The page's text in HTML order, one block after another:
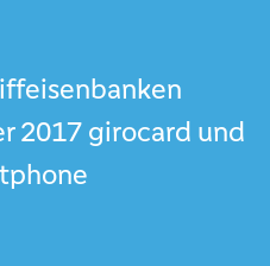
2017 girocard und